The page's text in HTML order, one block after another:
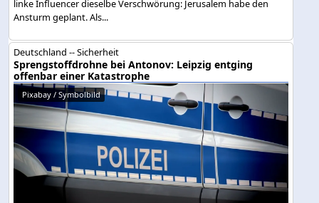
linke Influencer dieselbe Verschwörung: Jerusalem habe den
Ansturm geplant. Als...
Deutschland -- Sicherheit
Sprengstoffdrohne bei Antonov: Leipzig entging
offenbar einer Katastrophe
Pixabay / Symbolbild